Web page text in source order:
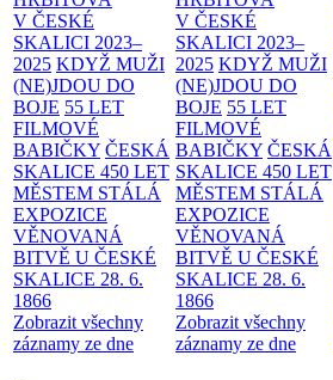
V ČESKÉ
SKALICI 2023–
2025 KDYŽ MUŽI
(NE)JDOU DO
BOJE 55 LET
FILMOVÉ
BABIČKY ČESKÁ
SKALICE 450 LET
MĚSTEM STÁLÁ
EXPOZICE
VĚNOVANÁ
BITVĚ U ČESKÉ
SKALICE 28. 6.
1866
Zobrazit všechny
záznamy ze dne
V ČESKÉ
SKALICI 2023–
2025 KDYŽ MUŽI
(NE)JDOU DO
BOJE 55 LET
FILMOVÉ
BABIČKY ČESKÁ
SKALICE 450 LET
MĚSTEM STÁLÁ
EXPOZICE
VĚNOVANÁ
BITVĚ U ČESKÉ
SKALICE 28. 6.
1866
Zobrazit všechny
záznamy ze dne